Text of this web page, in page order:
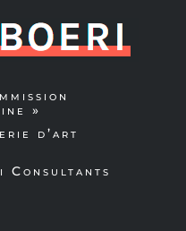
»
d’art
Consultants